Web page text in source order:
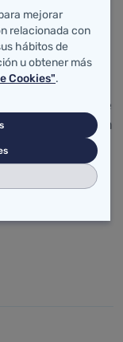
aparición de la
tras el
y
la diabetes se
crónica, con
de la
de
mejorar
relacionada con
hábitos de
u obtener más
Cookies".